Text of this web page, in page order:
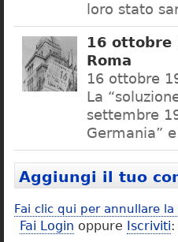
loro stato
16 ottobre
Roma
16 ottobre
La
settembre
Germania”
Aggiungi il tuo
Fai clic qui per annullare la
Fai Login oppure Iscriviti: